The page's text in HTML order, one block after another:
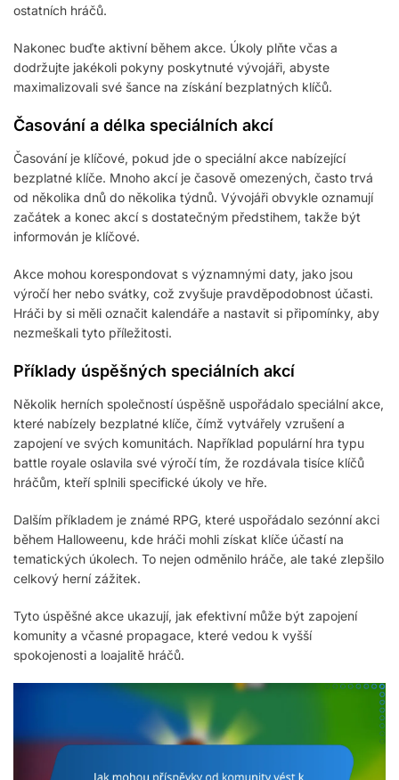
ostatních hráčů.
Nakonec buďte aktivní během akce. Úkoly plňte včas a
dodržujte jakékoli pokyny poskytnuté vývojáři, abyste
maximalizovali své šance na získání bezplatných klíčů.
Časování a délka speciálních akcí
Časování je klíčové, pokud jde o speciální akce nabízející
bezplatné klíče. Mnoho akcí je časově omezených, často trvá
od několika dnů do několika týdnů. Vývojáři obvykle oznamují
začátek a konec akcí s dostatečným předstihem, takže být
informován je klíčové.
Akce mohou korespondovat s významnými daty, jako jsou
výročí her nebo svátky, což zvyšuje pravděpodobnost účasti.
Hráči by si měli označit kalendáře a nastavit si připomínky, aby
nezmeškali tyto příležitosti.
Příklady úspěšných speciálních akcí
Několik herních společností úspěšně uspořádalo speciální akce,
které nabízely bezplatné klíče, čímž vytvářely vzrušení a
zapojení ve svých komunitách. Například populární hra typu
battle royale oslavila své výročí tím, že rozdávala tisíce klíčů
hráčům, kteří splnili specifické úkoly ve hře.
Dalším příkladem je známé RPG, které uspořádalo sezónní akci
během Halloweenu, kde hráči mohli získat klíče účastí na
tematických úkolech. To nejen odměnilo hráče, ale také zlepšilo
celkový herní zážitek.
Tyto úspěšné akce ukazují, jak efektivní může být zapojení
komunity a včasné propagace, které vedou k vyšší
spokojenosti a loajalitě hráčů.